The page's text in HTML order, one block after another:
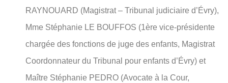
RAYNOUARD (Magistrat – Tribunal judiciaire d’Évry),
Mme Stéphanie LE BOUFFOS (1ère vice-présidente
chargée des fonctions de juge des enfants, Magistrat
Coordonnateur du Tribunal pour enfants d’Évry) et
Maître Stéphanie PEDRO (Avocate à la Cour,